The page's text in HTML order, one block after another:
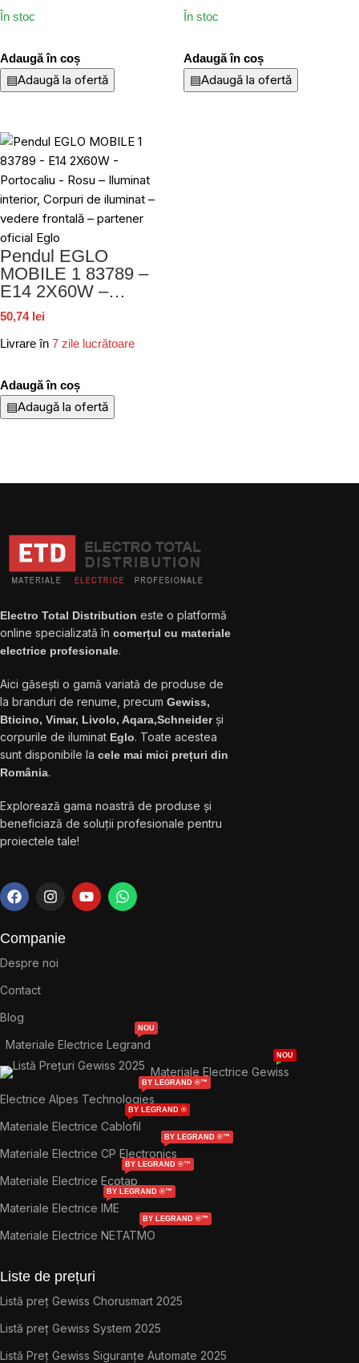
În stoc
Adaugă în coș
▤Adaugă la ofertă
În stoc
Adaugă în coș
▤Adaugă la ofertă
Pendul EGLO
MOBILE 1 83789 –
E14 2X60W –
Portocaliu – Rosu
50,74 lei
Livrare în 7 zile lucrătoare
Adaugă în coș
▤Adaugă la ofertă
Electro Total Distribution este o platformă
online specializată în comerțul cu materiale
electrice profesionale.
Aici găsești o gamă variată de produse de
la branduri de renume, precum Gewiss,
Bticino, Vimar, Livolo, Aqara,Schneiderși
corpurile de iluminat Eglo. Toate acestea
sunt disponibile la cele mai mici prețuri din
România.
Explorează gama noastră de produse și
beneficiază de soluții profesionale pentru
proiectele tale!
Companie
Despre noi
Contact
Blog
Materiale Electrice Legrand
NOU
Materiale Electrice Gewiss
NOU
Electrice Alpes Technologies
BY LEGRAND ®™
Materiale Electrice Cablofil
BY LEGRAND ®
Materiale Electrice CP Electronics
BY LEGRAND ®™
Materiale Electrice Ecotap
BY LEGRAND ®™
Materiale Electrice IME
BY LEGRAND ®™
Materiale Electrice NETATMO
BY LEGRAND ®™
Liste de prețuri
Listă preț Gewiss Chorusmart 2025
Listă preț Gewiss System 2025
Listă Preț Gewiss Siguranțe Automate 2025